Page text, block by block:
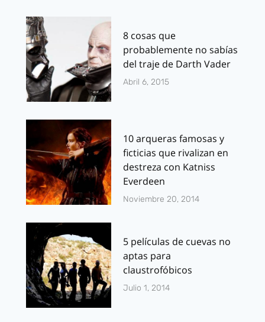
8 cosas que
probablemente no sabías
del traje de Darth Vader
Abril 6, 2015
10 arqueras famosas y
ficticias que rivalizan en
destreza con Katniss
Everdeen
Noviembre 20, 2014
5 películas de cuevas no
aptas para
claustrofóbicos
Julio 1, 2014